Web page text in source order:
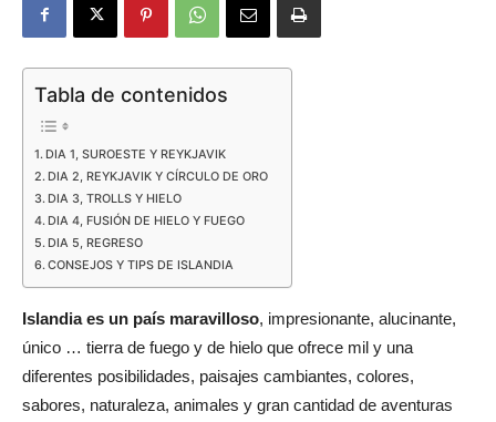
Tabla de contenidos
DIA 1, SUROESTE Y REYKJAVIK
DIA 2, REYKJAVIK Y CÍRCULO DE ORO
DIA 3, TROLLS Y HIELO
DIA 4, FUSIÓN DE HIELO Y FUEGO
DIA 5, REGRESO
CONSEJOS Y TIPS DE ISLANDIA
Islandia es un país maravilloso, impresionante, alucinante,
único … tierra de fuego y de hielo que ofrece mil y una
diferentes posibilidades, paisajes cambiantes, colores,
sabores, naturaleza, animales y gran cantidad de aventuras